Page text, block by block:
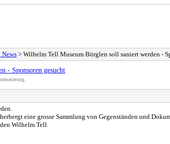
> Wilhelm Tell Museum Bürglen soll saniert werden -
- Sponsoren gesucht
eine grosse Sammlung von Gegenständen und
Wilhelm Tell.